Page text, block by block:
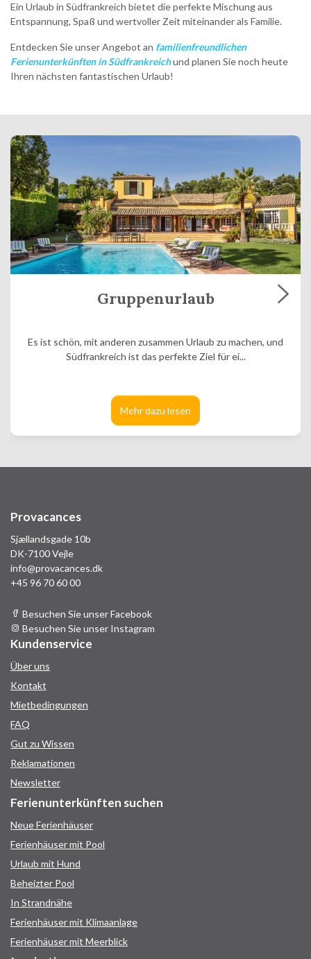
Ein Urlaub in Südfrankreich bietet die perfekte Mischung aus
Entspannung, Spaß und wertvoller Zeit miteinander als Familie.
Entdecken Sie unser Angebot an familienfreundlichen
Ferienunterkünften in Südfrankreichund planen Sie noch heute
Ihren nächsten fantastischen Urlaub!
Gruppenurlaub
Es ist schön, mit anderen zusammen Urlaub zu machen, und
Südfrankreich ist das perfekte Ziel für ei...
Mehr dazu lesen
Provacances
Sjællandsgade 10b
DK-7100 Vejle
info@provacances.dk
+45 96 70 60 00
Besuchen Sie unser Facebook
Besuchen Sie unser Instagram
Kundenservice
Über uns
Kontakt
Mietbedingungen
FAQ
Gut zu Wissen
Reklamationen
Newsletter
Ferienunterkünften suchen
Neue Ferienhäuser
Ferienhäuser mit Pool
Urlaub mit Hund
Beheizter Pool
In Strandnähe
Ferienhäuser mit Klimaanlage
Ferienhäuser mit Meerblick